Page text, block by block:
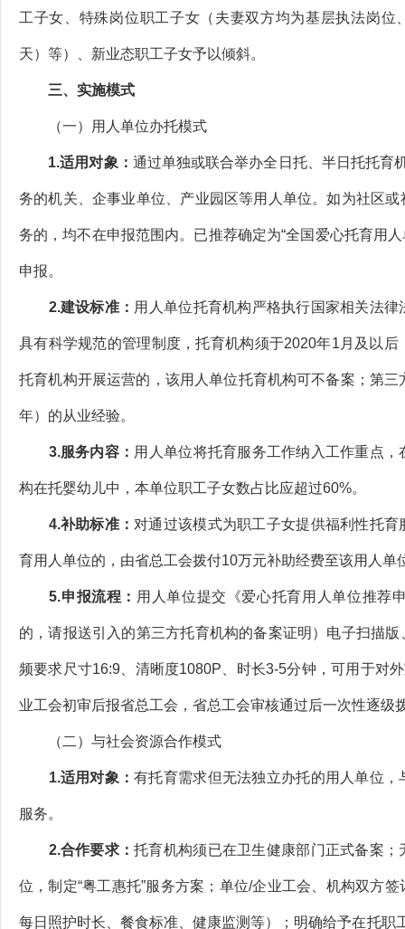
工子女、特殊岗位职工子女（夫妻双方均为基层执法岗
天）等）、新业态职工子女予以倾斜。
三、实施模式
（一）用人单位办托模式
1.适用对象： 通过单独或联合举办全日托、半日托托育
务的机关、企事业单位、产业园区等用人单位。如为社区
务的，均不在申报范围内。已推荐确定为“全国爱心托育用
申报。
2.建设标准‌： 用人单位托育机构严格执行国家相关法
具有科学规范的管理制度，托育机构须于2020年1月及以
托育机构开展运营的，该用人单位托育机构可不备案；第
年）的从业经验。
3.‌服务内容‌： 用人单位将托育服务工作纳入工作重点
构在托婴幼儿中，本单位职工子女数占比应超过60%。
4.补助标准： 对通过该模式为职工子女提供福利性托
育用人单位的，由省总工会拨付10万元补助经费至该用人单
5.申报流程： 用人单位提交《爱心托育用人单位推荐
的，请报送引入的第三方托育机构的备案证明）电子扫描
频要求尺寸16:9、清晰度1080P、时长3-5分钟，可用于对
业工会初审后报省总工会，省总工会审核通过后一次性逐级
（二）与社会资源合作模式
1.适用对象：有托育需求但无法独立办托的用人单位
服务。
2.合作要求：托育机构须已在卫生健康部门正式备案
位，制定“粤工惠托”服务方案；单位/企业工会、机构双方
每日照护时长、餐食标准、健康监测等）；明确给予在托